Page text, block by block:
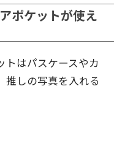
ポケットが使え
トはパスケースやカ
推しの写真を入れる